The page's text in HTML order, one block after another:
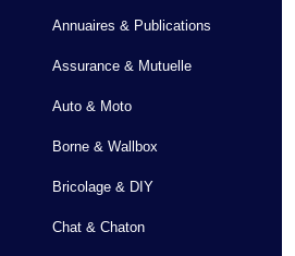
Annuaires & Publications
Assurance & Mutuelle
Auto & Moto
Borne & Wallbox
Bricolage & DIY
Chat & Chaton